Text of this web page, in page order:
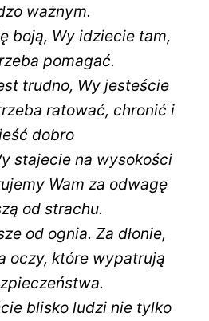
ważnym.
boją, Wy idziecie tam,
pomagać.
trudno, Wy jesteście
ratować, chronić i
dobro
stajecie na wysokości
Wam za odwagę
od strachu.
od ognia. Za dłonie,
oczy, które wypatrują
blisko ludzi nie tylko